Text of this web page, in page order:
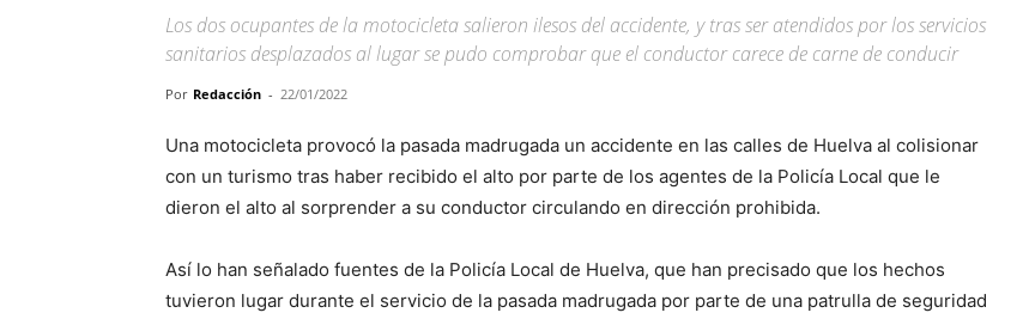
Los dos ocupantes de la motocicleta salieron ilesos del accidente, y tras ser atendidos por los servicios
sanitarios desplazados al lugar se pudo comprobar que el conductor carece de carne de conducir
Por Redacción - 22/01/2022
Una motocicleta provocó la pasada madrugada un accidente en las calles de Huelva al colisionar
con un turismo tras haber recibido el alto por parte de los agentes de la Policía Local que le
dieron el alto al sorprender a su conductor circulando en dirección prohibida.
Así lo han señalado fuentes de la Policía Local de Huelva, que han precisado que los hechos
tuvieron lugar durante el servicio de la pasada madrugada por parte de una patrulla de seguridad